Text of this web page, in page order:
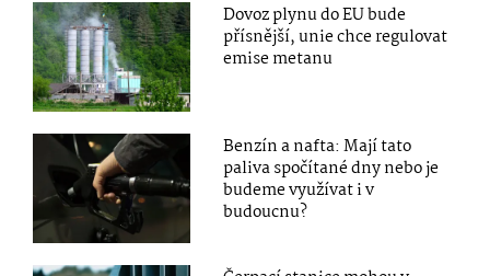
Dovoz plynu do EU bude
přísnější, unie chce regulovat
emise metanu
Benzín a nafta: Mají tato
paliva spočítané dny nebo je
budeme využívat i v
budoucnu?